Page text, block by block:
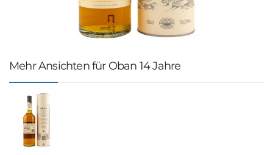
Mehr Ansichten für Oban 14 Jahre